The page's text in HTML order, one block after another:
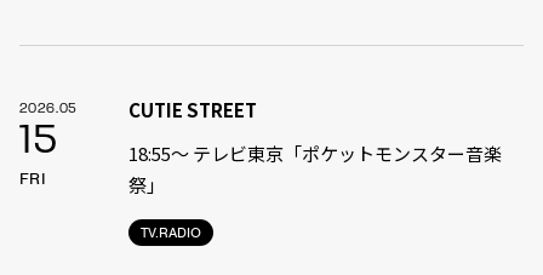
2026.05
15
FRI
TV.RADIO
CUTIE STREET
18:55〜 テレビ東京「ポケットモンスター音楽
祭」